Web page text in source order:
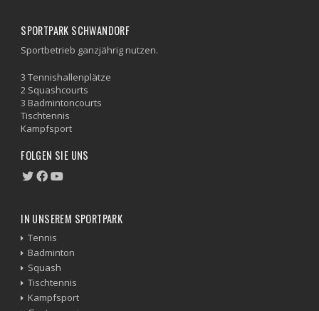
SPORTPARK SCHWANDORF
Sportbetrieb ganzjährig nutzen.
3 Tennishallenplätze
2 Squashcourts
3 Badmintoncourts
Tischtennis
Kampfsport
FOLGEN SIE UNS
IN UNSEREM SPORTPARK
Tennis
Badminton
Squash
Tischtennis
Kampfsport